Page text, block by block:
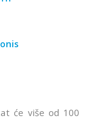
će više od 100